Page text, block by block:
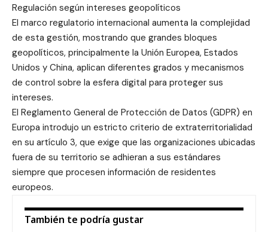
Regulación según intereses geopolíticos
El marco regulatorio internacional aumenta la complejidad
de esta gestión, mostrando que grandes bloques
geopolíticos, principalmente la Unión Europea, Estados
Unidos y China, aplican diferentes grados y mecanismos
de control sobre la esfera digital para proteger sus
intereses.
El Reglamento General de Protección de Datos (GDPR) en
Europa introdujo un estricto criterio de extraterritorialidad
en su artículo 3, que exige que las organizaciones ubicadas
fuera de su territorio se adhieran a sus estándares
siempre que procesen información de residentes
europeos.
También te podría gustar